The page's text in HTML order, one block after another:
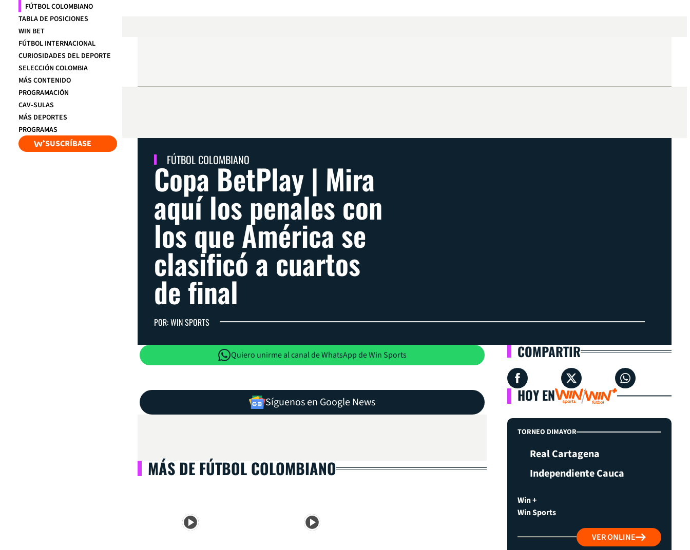
FÚTBOL COLOMBIANO
TABLA DE POSICIONES
WIN BET
FÚTBOL INTERNACIONAL
CURIOSIDADES DEL DEPORTE
SELECCIÓN COLOMBIA
MÁS CONTENIDO
PROGRAMACIÓN
CAV-SULAS
MÁS DEPORTES
PROGRAMAS
SUSCRÍBASE
FÚTBOL COLOMBIANO
Copa BetPlay | Mira
aquí los penales con
los que América se
clasificó a cuartos
de final
POR: WIN SPORTS
Quiero unirme al canal de WhatsApp de Win Sports
Síguenos en Google News
MÁS DE FÚTBOL COLOMBIANO
COMPARTIR
HOY EN
TORNEO DIMAYOR
Real Cartagena
Independiente Cauca
Win +
Win Sports
VER ONLINE